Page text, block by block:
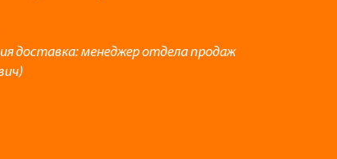
доставка: менеджер отдела продаж